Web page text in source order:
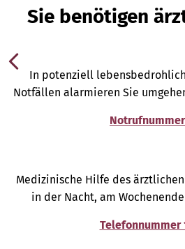
Sie benötigen
In potenziell
Notfällen alarmieren Sie
Notrufnummer
Medizinische Hilfe des
in der Nacht, am
Telefonnummer